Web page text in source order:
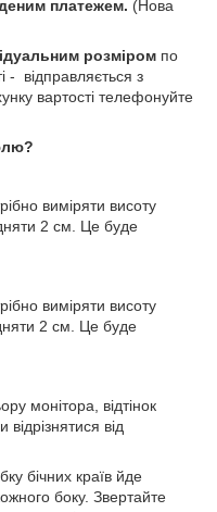
платежем. (Нова
розміром по
-
відправляється з
вартості телефонуйте
виміряти висоту
2 см. Це буде
виміряти висоту
2 см. Це буде
монітора, відтінок
від
бічних країв йде
боку. Звертайте